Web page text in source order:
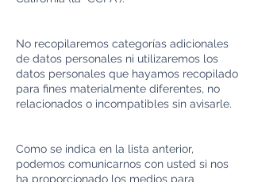
No recopilaremos categorías adicionales
de datos personales ni utilizaremos los
datos personales que hayamos recopilado
para fines materialmente diferentes, no
relacionados o incompatibles sin avisarle.
Como se indica en la lista anterior,
podemos comunicarnos con usted si nos
ha proporcionado los medios para